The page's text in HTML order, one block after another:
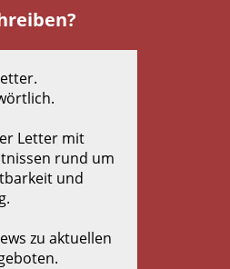
Letter mit
rund um
und
zu aktuellen